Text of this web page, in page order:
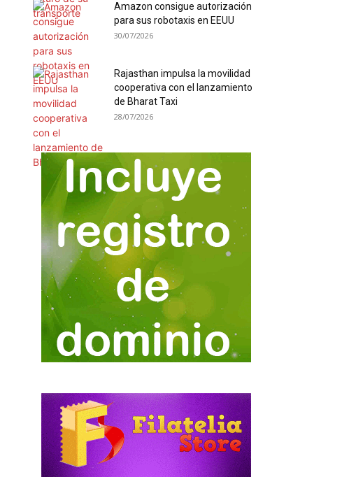
Amazon consigue autorización
para sus robotaxis en EEUU
30/07/2026
Rajasthan impulsa la movilidad
cooperativa con el lanzamiento
de Bharat Taxi
28/07/2026